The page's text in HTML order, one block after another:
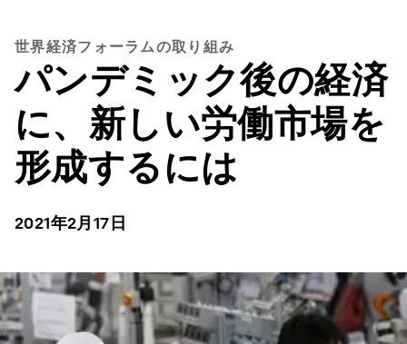
世界経済フォーラムの取り組み
パンデミック後の経済
に、新しい労働市場を
形成するには
2021年2月17日